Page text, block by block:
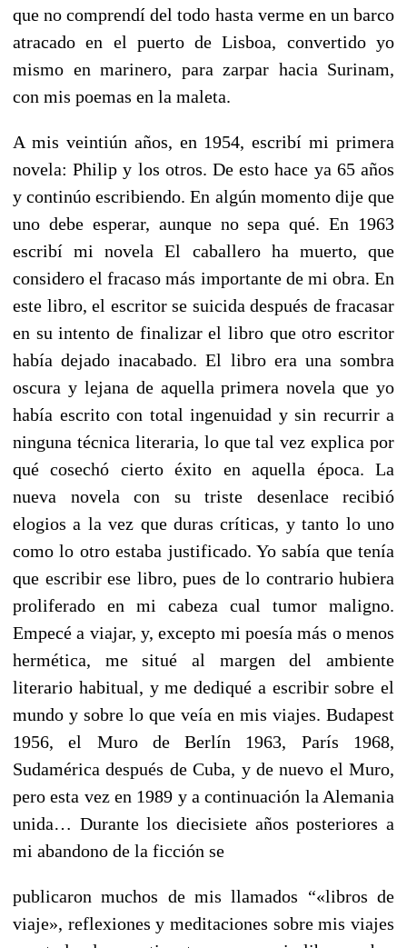
que no comprendí del todo hasta verme en un barco
atracado en el puerto de Lisboa, convertido yo
mismo en marinero, para zarpar hacia Surinam,
con mis poemas en la maleta.
A mis veintiún años, en 1954, escribí mi primera
novela: Philip y los otros. De esto hace ya 65 años
y continúo escribiendo. En algún momento dije que
uno debe esperar, aunque no sepa qué. En 1963
escribí mi novela El caballero ha muerto, que
considero el fracaso más importante de mi obra. En
este libro, el escritor se suicida después de fracasar
en su intento de finalizar el libro que otro escritor
había dejado inacabado. El libro era una sombra
oscura y lejana de aquella primera novela que yo
había escrito con total ingenuidad y sin recurrir a
ninguna técnica literaria, lo que tal vez explica por
qué cosechó cierto éxito en aquella época. La
nueva novela con su triste desenlace recibió
elogios a la vez que duras críticas, y tanto lo uno
como lo otro estaba justificado. Yo sabía que tenía
que escribir ese libro, pues de lo contrario hubiera
proliferado en mi cabeza cual tumor maligno.
Empecé a viajar, y, excepto mi poesía más o menos
hermética, me situé al margen del ambiente
literario habitual, y me dediqué a escribir sobre el
mundo y sobre lo que veía en mis viajes. Budapest
1956, el Muro de Berlín 1963, París 1968,
Sudamérica después de Cuba, y de nuevo el Muro,
pero esta vez en 1989 y a continuación la Alemania
unida… Durante los diecisiete años posteriores a
mi abandono de la ficción se
publicaron muchos de mis llamados “«libros de
viaje», reflexiones y meditaciones sobre mis viajes